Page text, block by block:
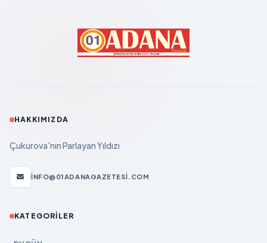
HAKKIMIZDA
Çukurova'nın Parlayan Yıldızı
INFO@01ADANAGAZETESI.COM
KATEGORILER